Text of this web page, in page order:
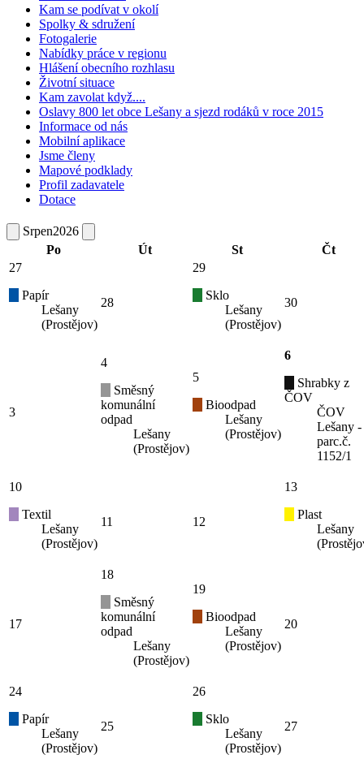
Kam se podívat v okolí
Spolky & sdružení
Fotogalerie
Nabídky práce v regionu
Hlášení obecního rozhlasu
Životní situace
Kam zavolat když....
Oslavy 800 let obce Lešany a sjezd rodáků v roce 2015
Informace od nás
Mobilní aplikace
Jsme členy
Mapové podklady
Profil zadavatele
Dotace
Srpen2026
Po
Út St
Čt
27
Papír
Lešany
(Prostějov)
28
29
Sklo
Lešany
(Prostějov)
30
3
4
Směsný
komunální
odpad
Lešany
(Prostějov)
5
Bioodpad
Lešany
(Prostějov)
6
Shrabky z
ČOV
ČOV
Lešany -
parc.č.
1152/1
10
Textil
Lešany
(Prostějov)
11 12
13
Plast
Lešany
17
18
Směsný
komunální
odpad
Lešany
(Prostějov)
19
Bioodpad
Lešany
(Prostějov)
20
24
Papír
Lešany
(Prostějov)
25
26
Sklo
Lešany
(Prostějov)
27